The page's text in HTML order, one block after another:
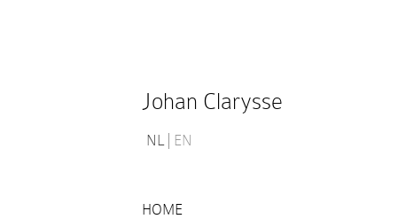
Johan Clarysse
NL EN
HOME